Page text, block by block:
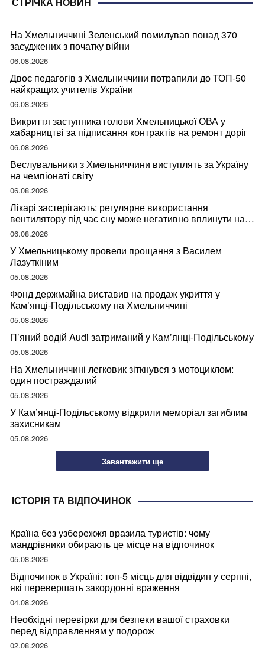
На Хмельниччині Зеленський помилував понад 370
засуджених з початку війни
06.08.2026
Двоє педагогів з Хмельниччини потрапили до ТОП-50
найкращих учителів України
06.08.2026
Викриття заступника голови Хмельницької ОВА у
хабарництві за підписання контрактів на ремонт доріг
06.08.2026
Веслувальники з Хмельниччини виступлять за Україну
на чемпіонаті світу
06.08.2026
Лікарі застерігають: регулярне використання
вентилятору під час сну може негативно вплинути на
ваше здоров’я
06.08.2026
У Хмельницькому провели прощання з Василем
Лазуткіним
05.08.2026
Фонд держмайна виставив на продаж укриття у
Кам’янці-Подільському на Хмельниччині
05.08.2026
П’яний водій Audi затриманий у Кам’янці-Подільському
05.08.2026
На Хмельниччині легковик зіткнувся з мотоциклом:
один постраждалий
05.08.2026
У Кам’янці-Подільському відкрили меморіал загиблим
захисникам
05.08.2026
Завантажити ще
ІСТОРІЯ ТА ВІДПОЧИНОК
Країна без узбережжя вразила туристів: чому
мандрівники обирають це місце на відпочинок
05.08.2026
Відпочинок в Україні: топ-5 місць для відвідин у серпні,
які перевершать закордонні враження
04.08.2026
Необхідні перевірки для безпеки вашої страховки
перед відправленням у подорож
02.08.2026